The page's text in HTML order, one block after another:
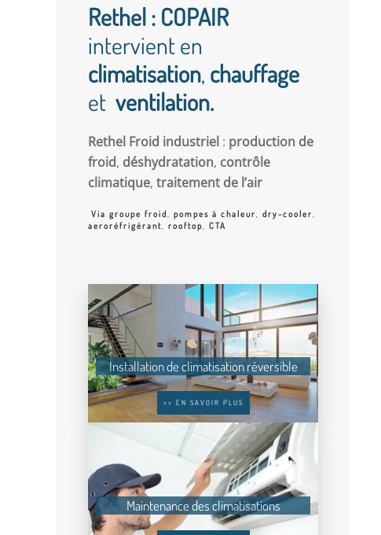
Rethel : COPAIR
intervient en
climatisation, chauffage
et ventilation.
Rethel Froid industriel : production de
froid, déshydratation, contrôle
climatique, traitement de l’air
Via groupe froid pompes à chaleur dry-cooler
aeroréfrigérant
rooftop CTA
Installation de climatisation réversible
>> EN SAVOIR PLUS
Maintenance des climatisations